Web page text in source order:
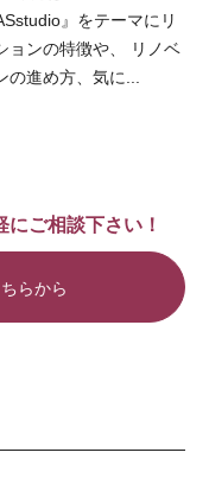
』をテーマにリ
ョンの特徴や、 リノベ
の進め方、気に...
ご相談下さい！
らから